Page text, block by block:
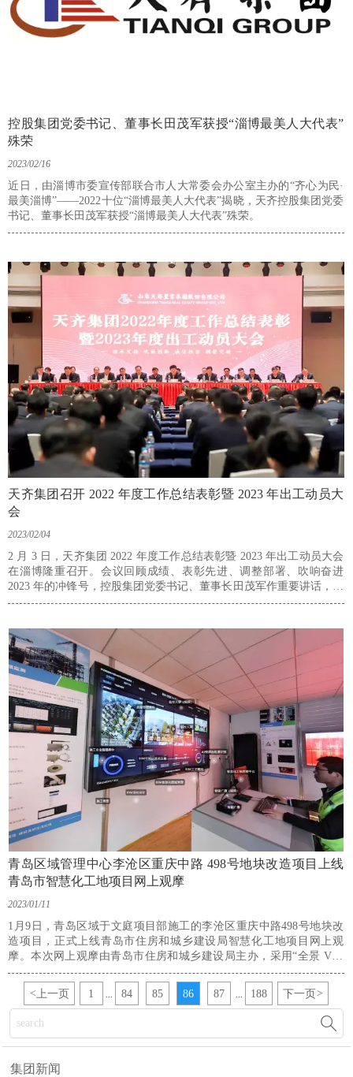
控股集团党委书记、董事长田茂军获授“淄博最美人大代表”
殊荣
2023/02/16
近日，由淄博市委宣传部联合市人大常委会办公室主办的“齐心为民·
最美淄博”——2022十位“淄博最美人大代表”揭晓，天齐控股集团党委
书记、董事长田茂军获授“淄博最美人大代表”殊荣。
天齐集团召开 2022 年度工作总结表彰暨 2023 年出工动员大
会
2023/02/04
2 月 3 日，天齐集团 2022 年度工作总结表彰暨 2023 年出工动员大会
在淄博隆重召开。会议回顾成绩、表彰先进、调整部署、吹响奋进
2023 年的冲锋号，控股集团党委书记、董事长田茂军作重要讲话，号
召全员锚定三大目标，再创一流业绩，奋力拼出天齐高质量发展的美
青岛区域管理中心李沧区重庆中路 498号地块改造项目上线
青岛市智慧化工地项目网上观摩
2023/01/11
1月9日，青岛区域于文庭项目部施工的李沧区重庆中路498号地块改
造项目，正式上线青岛市住房和城乡建设局智慧化工地项目网上观
摩。本次网上观摩由青岛市住房和城乡建设局主办，采用“全景 VR”
的形式，主要展示施工安全管理、施工质量管理、绿色文明施工、人
员管理、施工综合类、BIM 应用等方面内容，全方位展示施工过程中
的智慧应用。
< 上一页 1 84 85 86 87 188 下一页>

集团新闻